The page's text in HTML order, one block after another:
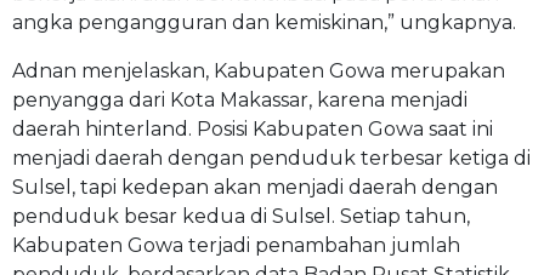
angka pengangguran dan kemiskinan,” ungkapnya.
Adnan menjelaskan, Kabupaten Gowa merupakan
penyangga dari Kota Makassar, karena menjadi
daerah hinterland. Posisi Kabupaten Gowa saat ini
menjadi daerah dengan penduduk terbesar ketiga di
Sulsel, tapi kedepan akan menjadi daerah dengan
penduduk besar kedua di Sulsel. Setiap tahun,
Kabupaten Gowa terjadi penambahan jumlah